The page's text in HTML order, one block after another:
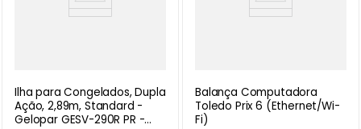
Ilha para Congelados, Dupla
Ação, 2,89m, Standard -
Gelopar GESV-290R PR -
Balança Computadora
Toledo Prix 6 (Ethernet/Wi-
Fi)